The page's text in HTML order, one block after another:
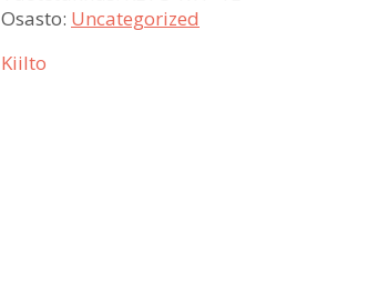
Osasto: Uncategorized
Kiilto